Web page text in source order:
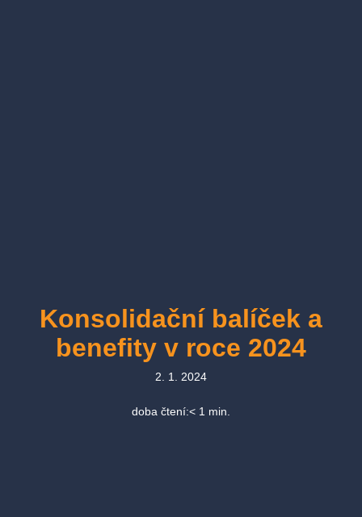
Konsolidační balíček a
benefity v roce 2024
2. 1. 2024
doba čtení:< 1 min.